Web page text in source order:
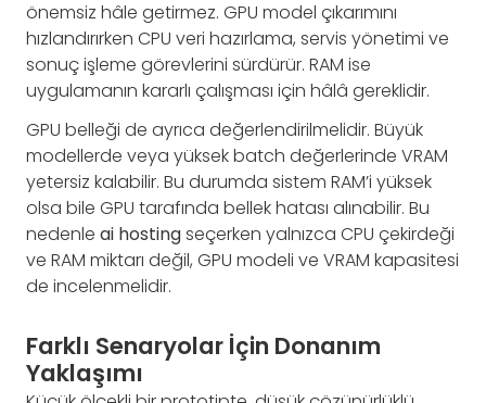
önemsiz hâle getirmez. GPU model çıkarımını
hızlandırırken CPU veri hazırlama, servis yönetimi ve
sonuç işleme görevlerini sürdürür. RAM ise
uygulamanın kararlı çalışması için hâlâ gereklidir.
GPU belleği de ayrıca değerlendirilmelidir. Büyük
modellerde veya yüksek batch değerlerinde VRAM
yetersiz kalabilir. Bu durumda sistem RAM’i yüksek
olsa bile GPU tarafında bellek hatası alınabilir. Bu
nedenle ai hostingseçerken yalnızca CPU çekirdeği
ve RAM miktarı değil, GPU modeli ve VRAM kapasitesi
de incelenmelidir.
Farklı Senaryolar İçin Donanım
Yaklaşımı